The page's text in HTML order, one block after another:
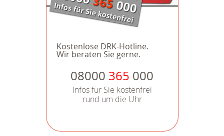
Kostenlose DRK-Hotline.
Wir beraten Sie gerne.
08000 365 000
Infos für Sie kostenfrei
rund um die Uhr